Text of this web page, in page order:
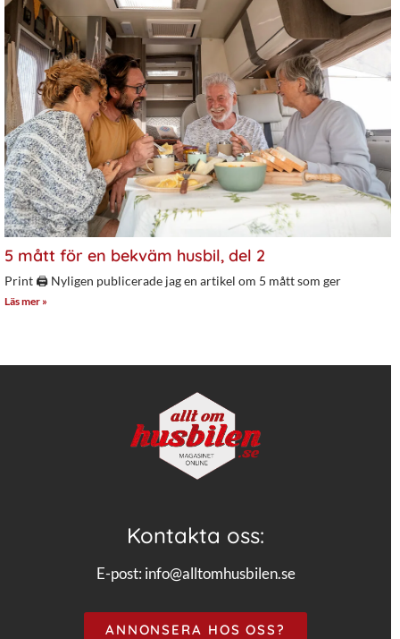
5 mått för en bekväm husbil, del 2
Print 🖨 Nyligen publicerade jag en artikel om 5 mått som ger
Läs mer »
Kontakta oss:
E-post: info@alltomhusbilen.se
ANNONSERA HOS OSS?